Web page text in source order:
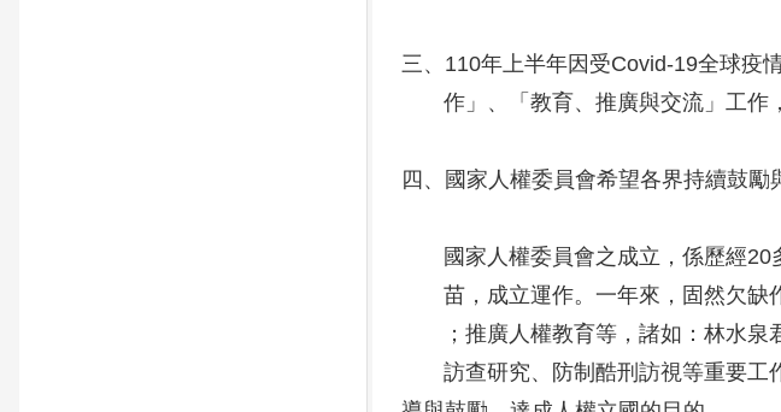
三、110年上半年因受Covid-19全球疫
作」、「教育、推廣與交流」工作，
四、國家人權委員會希望各界持續鼓
國家人權委員會之成立，係歷經20
苗，成立運作。一年來，固然欠缺
；推廣人權教育等，諸如：林水泉
訪查研究、防制酷刑訪視等重要工